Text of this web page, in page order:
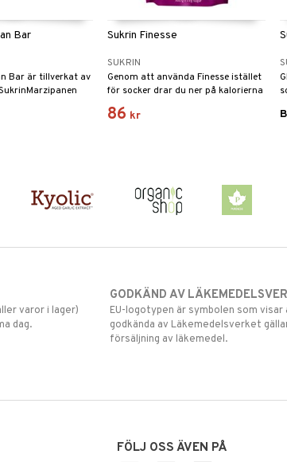
Bar
Bar är tillverkat av
rik, mörk
Sukrin Finesse
SUKRIN
Genom att använda Finesse istället
för socker drar du ner på kalorierna
avsevärt.
86 kr
varor i lager)
dag.
GODKÄND AV
EU-logotypen är symbolen som
godkända av Läkemedelsverket
försäljning av läkemedel.
FÖLJ OSS ÄVEN PÅ